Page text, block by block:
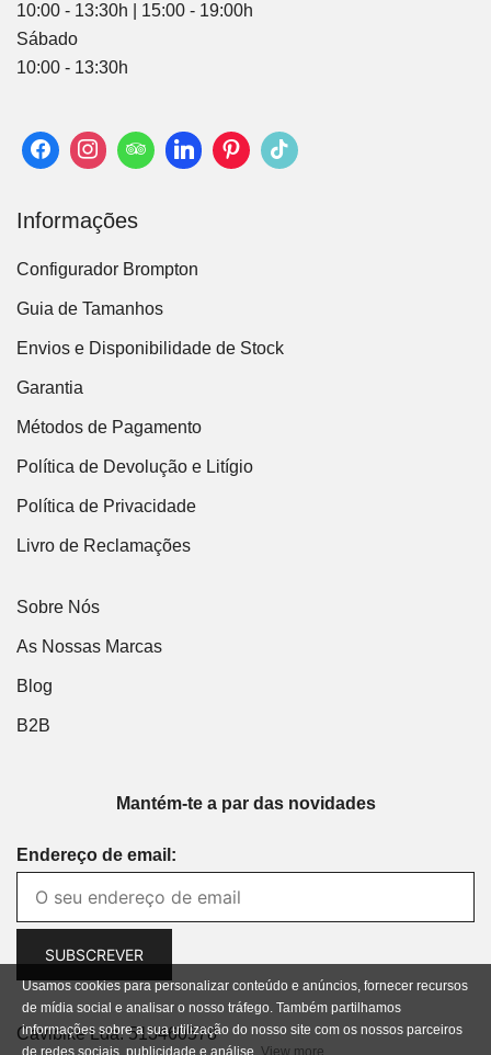
10:00 - 13:30h | 15:00 - 19:00h
Sábado
10:00 - 13:30h
Informações
Configurador Brompton
Guia de Tamanhos
Envios e Disponibilidade de Stock
Garantia
Métodos de Pagamento
Política de Devolução e Litígio
Política de Privacidade
Livro de Reclamações
Sobre Nós
As Nossas Marcas
Blog
B2B
Mantém-te a par das novidades
Endereço de email:
Cavibike Lda. 513460578
Usamos cookies para personalizar conteúdo e anúncios, fornecer recursos
de mídia social e analisar o nosso tráfego. Também partilhamos
informações sobre a sua utilização do nosso site com os nossos parceiros
de redes sociais, publicidade e análise. View more